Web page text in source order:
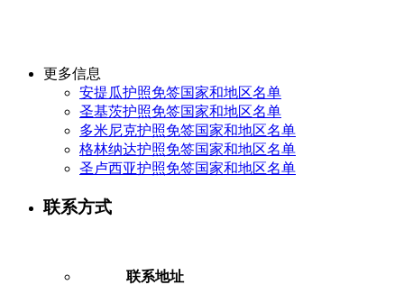
更多信息
安提瓜护照免签国家和地区名单
圣基茨护照免签国家和地区名单
多米尼克护照免签国家和地区名单
格林纳达护照免签国家和地区名单
圣卢西亚护照免签国家和地区名单
联系方式
联系地址